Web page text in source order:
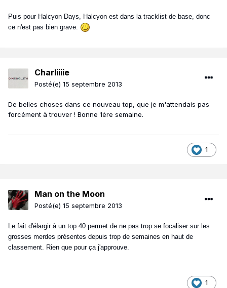
Puis pour Halcyon Days, Halcyon est dans la tracklist de base, donc
ce n'est pas bien grave.
Charliiiie
Posté(e) 15 septembre 2013
De belles choses dans ce nouveau top, que je m'attendais pas
forcément à trouver ! Bonne 1ère semaine.
1
Man on the Moon
Posté(e) 15 septembre 2013
Le fait d'élargir à un top 40 permet de ne pas trop se focaliser sur les
grosses merdes présentes depuis trop de semaines en haut de
classement. Rien que pour ça j'approuve.
1